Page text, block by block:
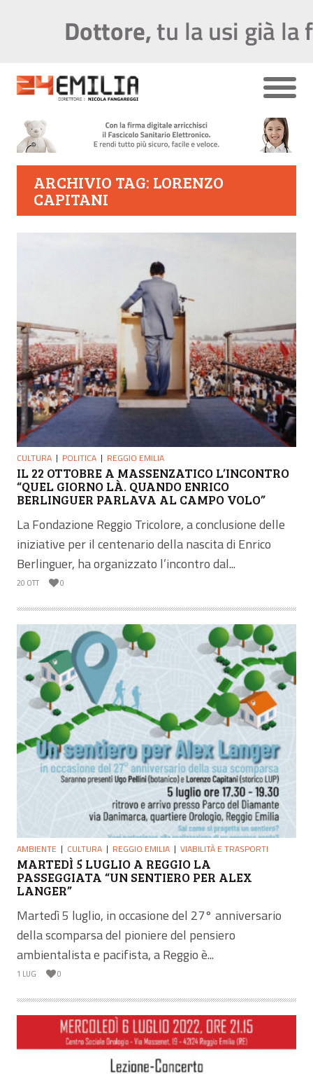
ARCHIVIO TAG: LORENZO
CAPITANI
CULTURA POLITICA REGGIO EMILIA
IL 22 OTTOBRE A MASSENZATICO L’INCONTRO
“QUEL GIORNO LÀ. QUANDO ENRICO
BERLINGUER PARLAVA AL CAMPO VOLO”
La Fondazione Reggio Tricolore, a conclusione delle
iniziative per il centenario della nascita di Enrico
Berlinguer, ha organizzato l’incontro dal...
20 OTT 0
AMBIENTE CULTURA REGGIO EMILIA VIABILITÀ E TRASPORTI
MARTEDÌ 5 LUGLIO A REGGIO LA
PASSEGGIATA “UN SENTIERO PER ALEX
LANGER”
Martedì 5 luglio, in occasione del 27° anniversario
della scomparsa del pioniere del pensiero
ambientalista e pacifista, a Reggio è...
1 LUG 0